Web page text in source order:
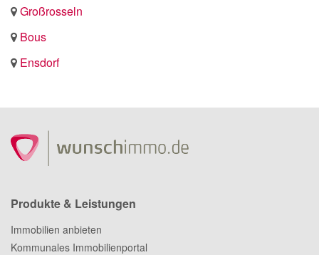
Großrosseln
Bous
Ensdorf
Produkte & Leistungen
Immobilien anbieten
Kommunales Immobilienportal